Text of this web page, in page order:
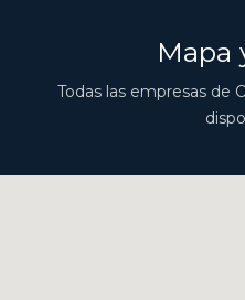
Mapa
Todas las empresas de